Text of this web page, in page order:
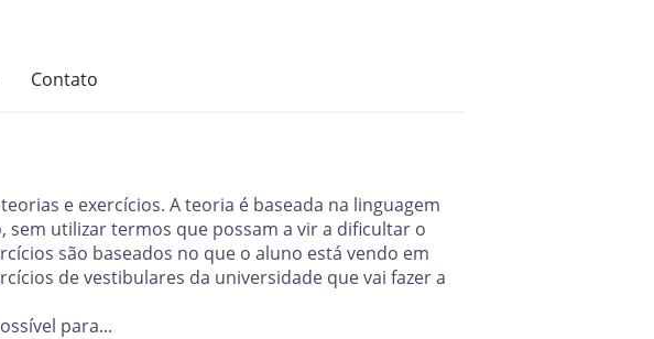
Contato
e exercícios. A teoria é baseada na linguagem
sem utilizar termos que possam a vir a dificultar o
são baseados no que o aluno está vendo em
de vestibulares da universidade que vai fazer a
para...